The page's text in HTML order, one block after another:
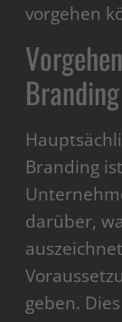
vorgehen
Branding
darüber,
geben.